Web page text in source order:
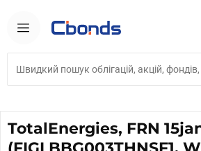
TotalEnergies, FRN